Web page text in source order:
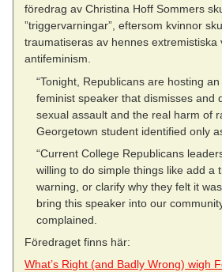
föredrag av Christina Hoff Sommers
”triggervarningar”, eftersom kvinnor
traumatiseras av hennes extremistiska
antifeminism.
“Tonight, Republicans are hosting
feminist speaker that dismisses and
sexual assault and the real harm of
Georgetown student identified only
“Current College Republicans
willing to do simple things like add a
warning, or clarify why they felt it
bring this speaker into our
complained.
Föredraget finns här:
What’s Right (and Badly Wrong) wigh